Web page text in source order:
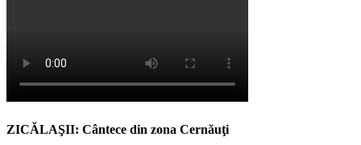
ZICĂLAŞII: Cântece din zona Cernăuţi